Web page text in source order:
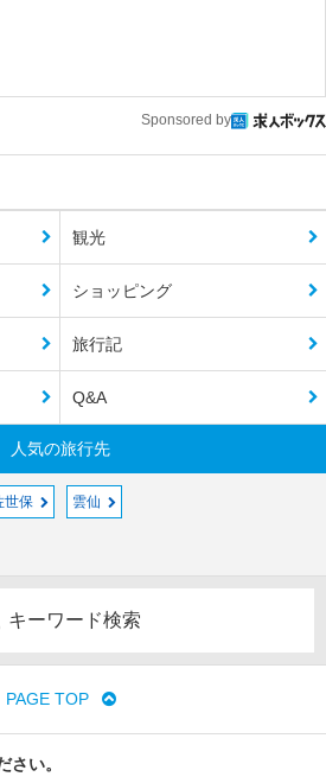
Sponsored by
観光
ショッピング
旅行記
Q&A
人気の旅行先
世保 雲仙
キーワード検索
PAGE TOP
さい。